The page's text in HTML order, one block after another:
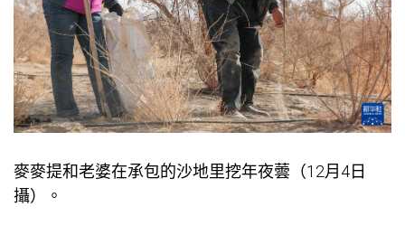
麥麥提和老婆在承包的沙地里挖年夜蕓（12月4日
攝）。